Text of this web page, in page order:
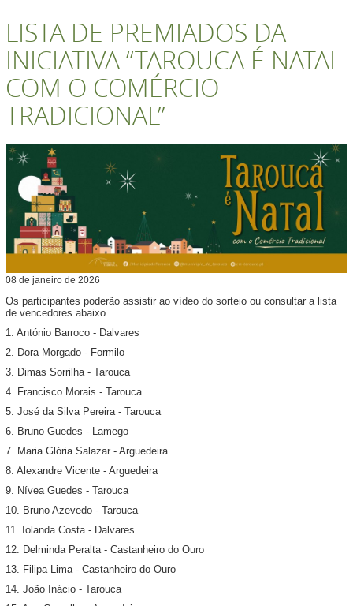
LISTA DE PREMIADOS DA
INICIATIVA “TAROUCA É NATAL
COM O COMÉRCIO
TRADICIONAL”
08 de janeiro de 2026
Os participantes poderão assistir ao vídeo do sorteio ou consultar a lista
de vencedores abaixo.
1. António Barroco - Dalvares
2. Dora Morgado - Formilo
3. Dimas Sorrilha - Tarouca
4. Francisco Morais - Tarouca
5. José da Silva Pereira - Tarouca
6. Bruno Guedes - Lamego
7. Maria Glória Salazar - Arguedeira
8. Alexandre Vicente - Arguedeira
9. Nívea Guedes - Tarouca
10. Bruno Azevedo - Tarouca
11. Iolanda Costa - Dalvares
12. Delminda Peralta - Castanheiro do Ouro
13. Filipa Lima - Castanheiro do Ouro
14. João Inácio - Tarouca